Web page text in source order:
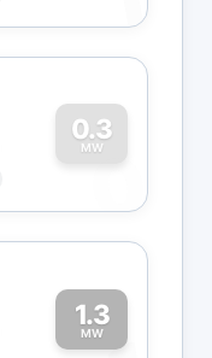
0.3
MW
0
1.3
MW